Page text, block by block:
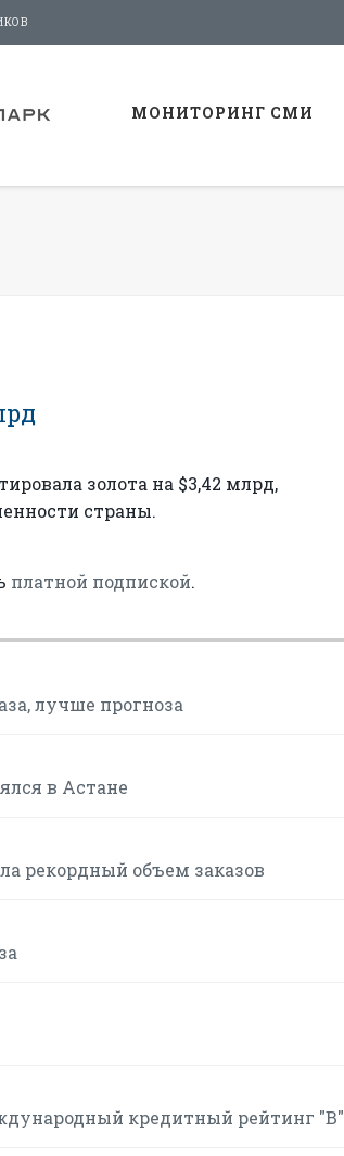
МОНИТОРИНГ СМИ
золота на $3,42 млрд,
страны.
платной подпиской.
лучше прогноза
в Астане
рекордный объем заказов
кредитный рейтинг "B"